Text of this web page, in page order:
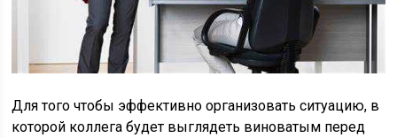
Для того чтобы эффективно организовать ситуацию, в
которой коллега будет выглядеть виноватым перед